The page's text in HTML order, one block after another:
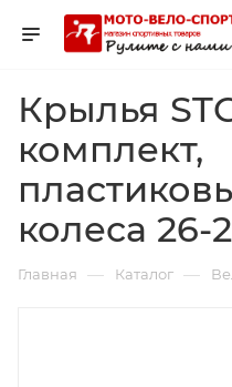
Крылья
комплект,
колеса 26-
Главная — Каталог —